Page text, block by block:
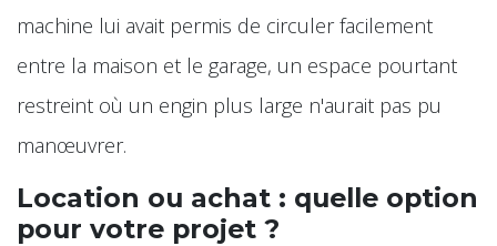
machine lui avait permis de circuler facilement
entre la maison et le garage, un espace pourtant
restreint où un engin plus large n'aurait pas pu
manœuvrer.
Location ou achat : quelle option
pour votre projet ?